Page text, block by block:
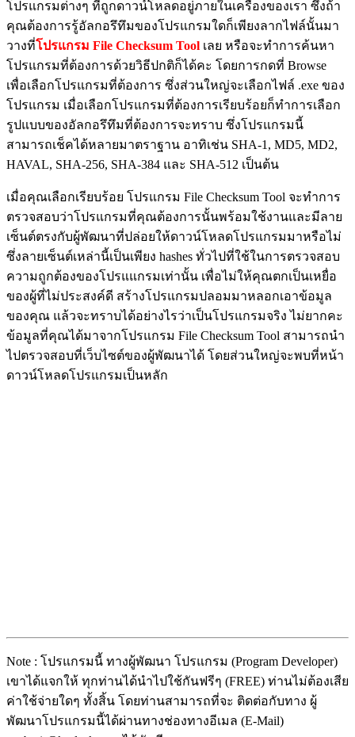
โปรแกรมต่างๆ ที่ถูกดาวน์โหลดอยู่ภายในเครื่องของเรา ซึ่งถ้า
คุณต้องการรู้อัลกอรึทึมของโปรแกรมใดก็เพียงลากไฟล์นั้นมา
วางที่โปรแกรม File Checksum Tool เลย หรือจะทำการค้นหา
โปรแกรมที่ต้องการด้วยวิธีปกติก็ได้คะ โดยการกดที่ Browse
เพื่อเลือกโปรแกรมที่ต้องการ ซึ่งส่วนใหญ่จะเลือกไฟล์ .exe ของ
โปรแกรม เมื่อเลือกโปรแกรมที่ต้องการเรียบร้อยก็ทำการเลือก
รูปแบบของอัลกอรึทึมที่ต้องการจะทราบ ซึ่งโปรแกรมนี้
สามารถเช็คได้หลายมาตราฐาน อาทิเช่น SHA-1, MD5, MD2,
HAVAL, SHA-256, SHA-384 และ SHA-512 เป็นต้น
เมื่อคุณเลือกเรียบร้อย โปรแกรม File Checksum Tool จะทำการ
ตรวจสอบว่าโปรแกรมที่คุณต้องการนั้นพร้อมใช้งานและมีลาย
เซ็นต์ตรงกับผู้พัฒนาที่ปล่อยให้ดาวน์โหลดโปรแกรมมาหรือไม่
ซึ่งลายเซ็นต์เหล่านี้เป็นเพียง hashes ทั่วไปที่ใช้ในการตรวจสอบ
ความถูกต้องของโปรแแกรมเท่านั้น เพื่อไม่ให้คุณตกเป็นเหยื่อ
ของผู้ที่ไม่ประสงค์ดี สร้างโปรแกรมปลอมมาหลอกเอาข้อมูล
ของคุณ แล้วจะทราบได้อย่างไรว่าเป็นโปรแกรมจริง ไม่ยากคะ
ข้อมูลที่คุณได้มาจากโปรแกรม File Checksum Tool สามารถนำ
ไปตรวจสอบที่เว็บไซต์ของผู้พัฒนาได้ โดยส่วนใหญ่จะพบที่หน้า
ดาวน์โหลดโปรแกรมเป็นหลัก
Note : โปรแกรมนี้ ทางผู้พัฒนา โปรแกรม (Program Developer)
เขาได้แจกให้ ทุกท่านได้นำไปใช้กันฟรีๆ (FREE) ท่านไม่ต้องเสีย
ค่าใช้จ่ายใดๆ ทั้งสิ้น โดยท่านสามารถที่จะ ติดต่อกับทาง ผู้
พัฒนาโปรแกรมนี้ได้ผ่านทางช่องทางอีเมล (E-Mail)